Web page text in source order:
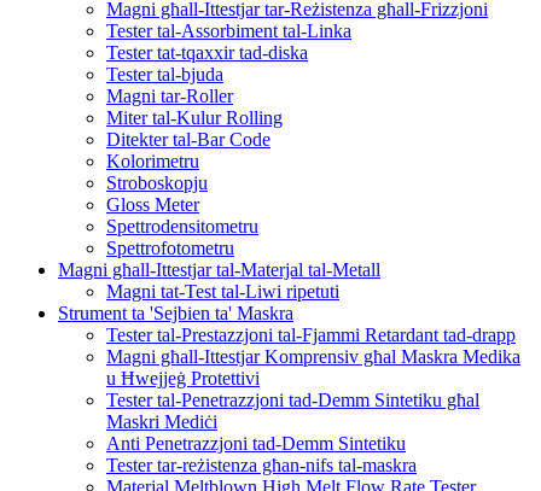
Magni għall-Ittestjar tar-Reżistenza għall-Frizzjoni
Tester tal-Assorbiment tal-Linka
Tester tat-tqaxxir tad-diska
Tester tal-bjuda
Magni tar-Roller
Miter tal-Kulur Rolling
Ditekter tal-Bar Code
Kolorimetru
Stroboskopju
Gloss Meter
Spettrodensitometru
Spettrofotometru
Magni għall-Ittestjar tal-Materjal tal-Metall
Magni tat-Test tal-Liwi ripetuti
Strument ta 'Sejbien ta' Maskra
Tester tal-Prestazzjoni tal-Fjammi Retardant tad-drapp
Magni għall-Ittestjar Komprensiv għal Maskra Medika
u Ħwejjeġ Protettivi
Tester tal-Penetrazzjoni tad-Demm Sintetiku għal
Maskri Mediċi
Anti Penetrazzjoni tad-Demm Sintetiku
Tester tar-reżistenza għan-nifs tal-maskra
Materjal Meltblown High Melt Flow Rate Tester